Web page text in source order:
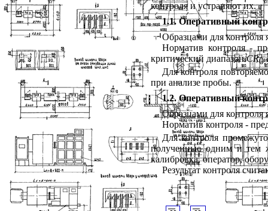
контроля и устраняют их.
1.1. Оперативный
Образцами для
Норматив контроля -
критический диапазонCR0,
Для контроля
при анализе пробы.
1.2. Оперативный
Образцами для
Норматив контроля -
Для контроля
полученные одним и тем
калибровка, оператор,
Результат контроля